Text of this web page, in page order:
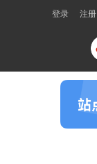
登录 注册